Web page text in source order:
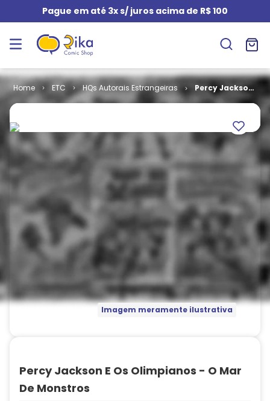
Pague em até 3x s/ juros acima de R$ 100
ETC HQs Autorais Estrangeiras
Percy Jackson
Monstros
Imagem meramente ilustrativa
Percy Jackson E Os Olimpianos - O Mar
De Monstros